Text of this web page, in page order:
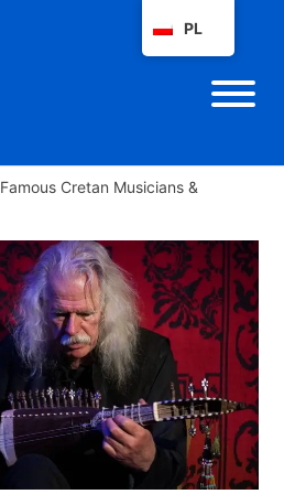
Famous Cretan Musicians &
PL